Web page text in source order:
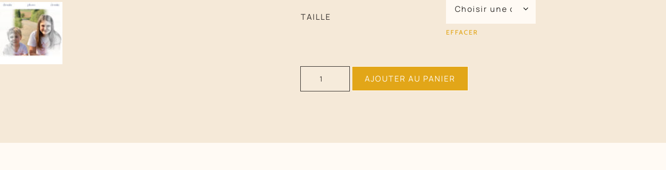
TAILLE
EFFACER
AJOUTER AU PANIER